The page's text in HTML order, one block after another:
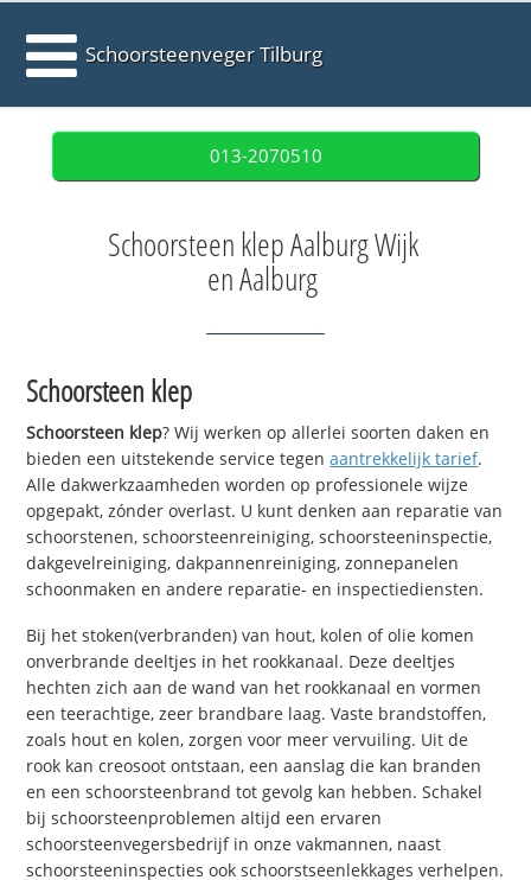
Schoorsteenveger Tilburg
013-2070510
Schoorsteen klep Aalburg Wijk
en Aalburg
Schoorsteen klep
Schoorsteen klep? Wij werken op allerlei soorten daken en
bieden een uitstekende service tegenaantrekkelijk tarief.
Alle dakwerkzaamheden worden op professionele wijze
opgepakt, zónder overlast. U kunt denken aan reparatie van
schoorstenen, schoorsteenreiniging, schoorsteeninspectie,
dakgevelreiniging, dakpannenreiniging, zonnepanelen
schoonmaken en andere reparatie- en inspectiediensten.
Bij het stoken(verbranden) van hout, kolen of olie komen
onverbrande deeltjes in het rookkanaal. Deze deeltjes
hechten zich aan de wand van het rookkanaal en vormen
een teerachtige, zeer brandbare laag. Vaste brandstoffen,
zoals hout en kolen, zorgen voor meer vervuiling. Uit de
rook kan creosoot ontstaan, een aanslag die kan branden
en een schoorsteenbrand tot gevolg kan hebben. Schakel
bij schoorsteenproblemen altijd een ervaren
schoorsteenvegersbedrijf in onze vakmannen, naast
schoorsteeninspecties ook schoorstseenlekkages verhelpen.